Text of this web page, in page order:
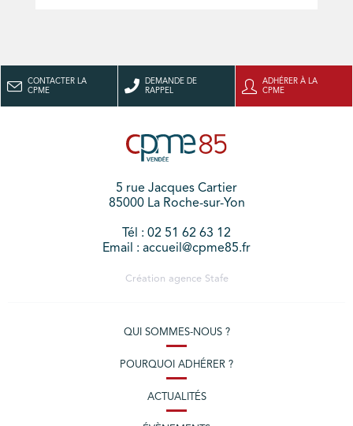
CONTACTER LA
CPME
DEMANDE DE
RAPPEL
ADHÉRER À LA
CPME
5 rue Jacques Cartier
85000 La Roche-sur-Yon
Tél : 02 51 62 63 12
Email : accueil@cpme85.fr
Création agence Stafe
QUI SOMMES-NOUS ?
POURQUOI ADHÉRER ?
ACTUALITÉS